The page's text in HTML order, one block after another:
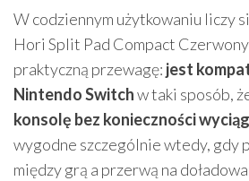
W codziennym użytkowaniu liczy
Hori Split Pad Compact
praktyczną przewagę: jest
Nintendo Switchw taki sposób,
konsolę bez konieczności
wygodne szczególnie wtedy, gdy
między grą a przerwą na